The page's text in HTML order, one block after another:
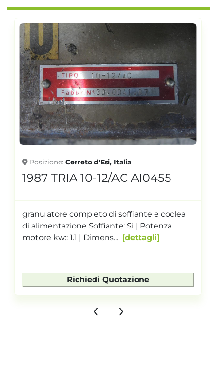
Posizione Cerreto d'Esi, Italia
1987 TRIA 10-12/AC AI0455
granulatore completo di soffiante e coclea
di alimentazione Soffiante: Si | Potenza
motore kw:: 1.1 | Dimens...
dettagli
Richiedi Quotazione
‹ ›